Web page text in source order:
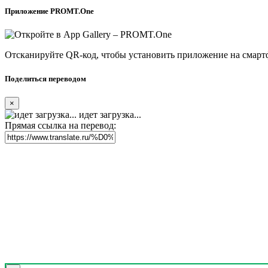
Приложение PROMT.One
Отсканируйте QR-код, чтобы установить приложение на
Поделиться переводом
×
идет загрузка...
Прямая ссылка на перевод: